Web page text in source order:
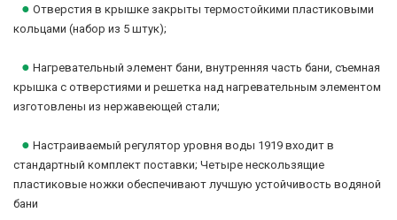
● Отверстия в крышке закрыты термостойкими пластиковыми
кольцами (набор из 5 штук);
● Нагревательный элемент бани, внутренняя часть бани, съемная
крышка с отверстиями и решетка над нагревательным элементом
изготовлены из нержавеющей стали;
● Настраиваемый регулятор уровня воды 1919 входит в
стандартный комплект поставки; Четыре нескользящие
пластиковые ножки обеспечивают лучшую устойчивость водяной
бани